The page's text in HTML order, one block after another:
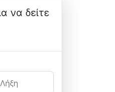
να δείτε
Λήξη